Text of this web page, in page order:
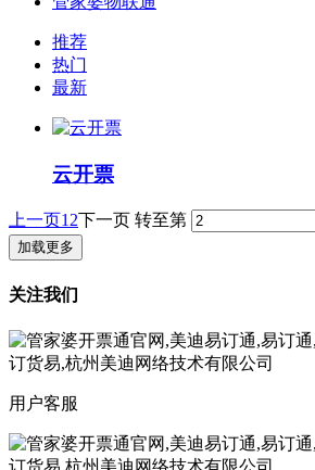
推荐
热门
最新
云开票
上一页12下一页 转至第
加载更多
关注我们
用户客服